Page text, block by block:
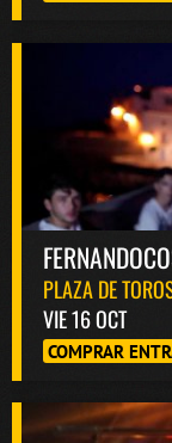
PLAZA DE
VIE 16 OCT
COMPRAR